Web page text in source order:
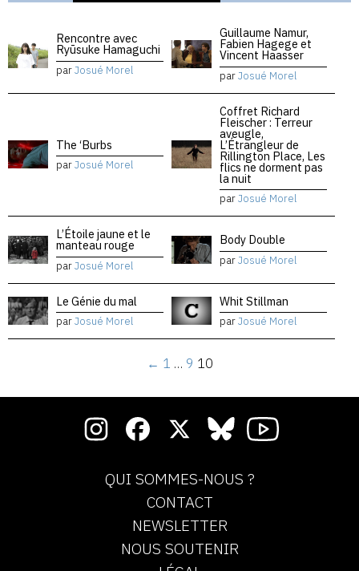
Rencontre avec
Ryūsuke Hamaguchi
parJosué Morel
Guillaume Namur,
Fabien Hagege et
Vincent Haasser
parJosué Morel
The ‘Burbs
parJosué Morel
Coffret Richard
Fleischer : Terreur
aveugle,
L’Étrangleur de
Rillington Place, Les
flics ne dorment pas
la nuit
parJosué Morel
L’Étoile jaune et le
manteau rouge
parJosué Morel
Body Double
parJosué Morel
Le Génie du mal
parJosué Morel
Whit Stillman
parJosué Morel
← 1 … 9 10
QUI SOMMES-NOUS ?
CONTACT
NEWSLETTER
NOUS SOUTENIR